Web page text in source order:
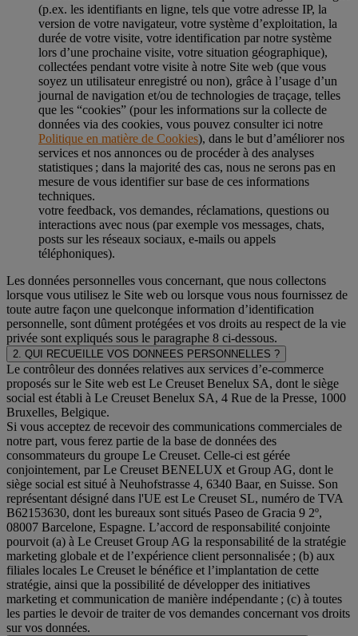
(p.ex. les identifiants en ligne, tels que votre adresse IP, la
version de votre navigateur, votre système d’exploitation, la
durée de votre visite, votre identification par notre système
lors d’une prochaine visite, votre situation géographique),
collectées pendant votre visite à notre Site web (que vous
soyez un utilisateur enregistré ou non), grâce à l’usage d’un
journal de navigation et/ou de technologies de traçage, telles
que les “cookies” (pour les informations sur la collecte de
données via des cookies, vous pouvez consulter ici notre
Politique en matière de Cookies), dans le but d’améliorer nos
services et nos annonces ou de procéder à des analyses
statistiques ; dans la majorité des cas, nous ne serons pas en
mesure de vous identifier sur base de ces informations
techniques.
votre feedback, vos demandes, réclamations, questions ou
interactions avec nous (par exemple vos messages, chats,
posts sur les réseaux sociaux, e-mails ou appels
téléphoniques).
Les données personnelles vous concernant, que nous collectons
lorsque vous utilisez le Site web ou lorsque vous nous fournissez de
toute autre façon une quelconque information d’identification
personnelle, sont dûment protégées et vos droits au respect de la vie
privée sont expliqués sous le paragraphe 8 ci-dessous.
2. QUI RECUEILLE VOS DONNEES PERSONNELLES ?
Le contrôleur des données relatives aux services d’e-commerce
proposés sur le Site web est Le Creuset Benelux SA, dont le siège
social est établi à Le Creuset Benelux SA, 4 Rue de la Presse, 1000
Bruxelles, Belgique.
Si vous acceptez de recevoir des communications commerciales de
notre part, vous ferez partie de la base de données des
consommateurs du groupe Le Creuset. Celle-ci est gérée
conjointement, par Le Creuset BENELUX et Group AG, dont le
siège social est situé à Neuhofstrasse 4, 6340 Baar, en Suisse. Son
représentant désigné dans l'UE est Le Creuset SL, numéro de TVA
B62153630, dont les bureaux sont situés Paseo de Gracia 9 2º,
08007 Barcelone, Espagne. L’accord de responsabilité conjointe
pourvoit (a) à Le Creuset Group AG la responsabilité de la stratégie
marketing globale et de l’expérience client personnalisée ; (b) aux
filiales locales Le Creuset le bénéfice et l’implantation de cette
stratégie, ainsi que la possibilité de développer des initiatives
marketing et communication de manière indépendante ; (c) à toutes
les parties le devoir de traiter de vos demandes concernant vos droits
sur vos données.